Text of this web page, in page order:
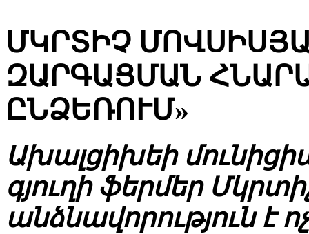
ՄԿՐՏԻՉ
ԶԱՐԳԱՑՄԱՆ
ԸՆՁԵՌՈՒՄ»
Ախալցիխեի
գյուղի ֆերմեր
անձնավորություն է